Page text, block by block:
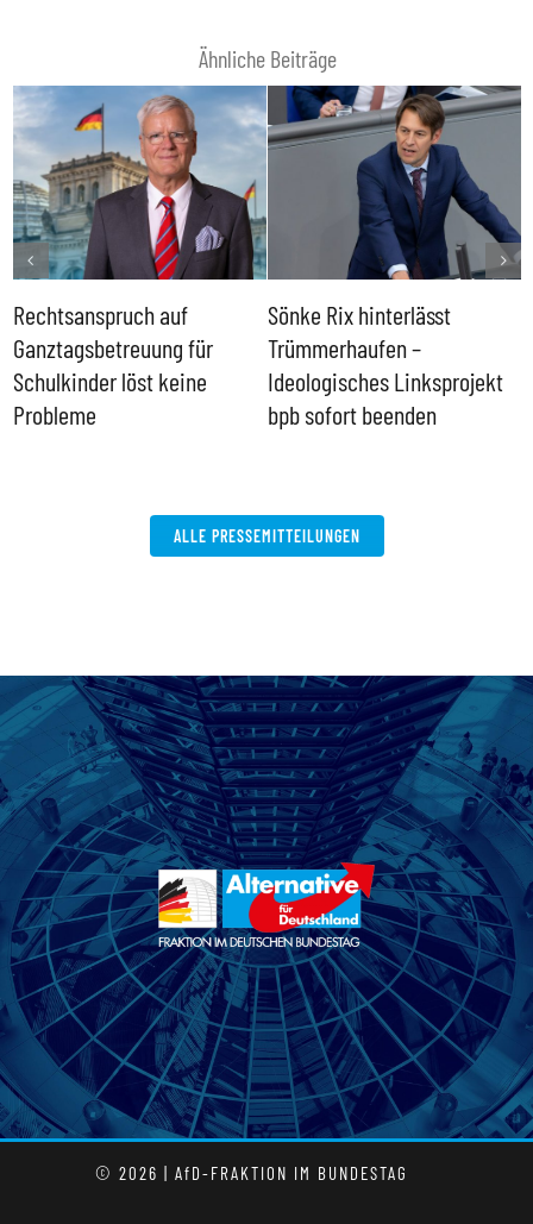
Ähnliche Beiträge
Rechtsanspruch auf
Ganztagsbetreuung für
Schulkinder löst keine
Probleme
Sönke Rix hinterlässt
Trümmerhaufen –
Ideologisches Linksprojekt
bpb sofort beenden
ALLE PRESSEMITTEILUNGEN
© 2026 | AfD-FRAKTION IM BUNDESTAG